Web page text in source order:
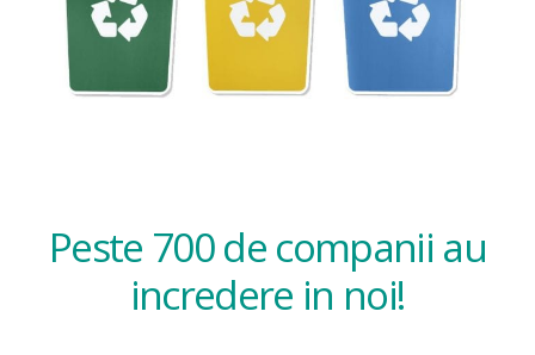
Peste 700 de companii au
incredere in noi!